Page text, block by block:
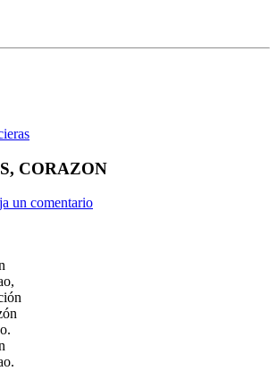
CORAZON
un comentario
Soy el asistente virtual de rocio.com.
del Rocío
del Rocío?
participan en la romería?